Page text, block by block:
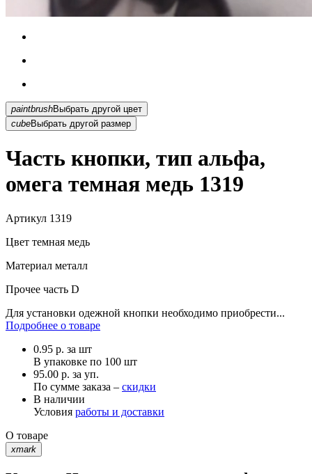
paintbrush
Выбрать другой цвет
cubeВыбрать другой размер
Часть кнопки, тип альфа,
омега темная медь 1319
Артикул 1319
Цвет темная медь
Материал металл
Прочее часть D
Для установки одежной кнопки необходимо приобрести...
Подробнее о товаре
0.95 р. за шт
В упаковке по 100 шт
95.00 р. за уп.
По сумме заказа – скидки
В наличии
Условия работы и доставки
О товаре
xmark